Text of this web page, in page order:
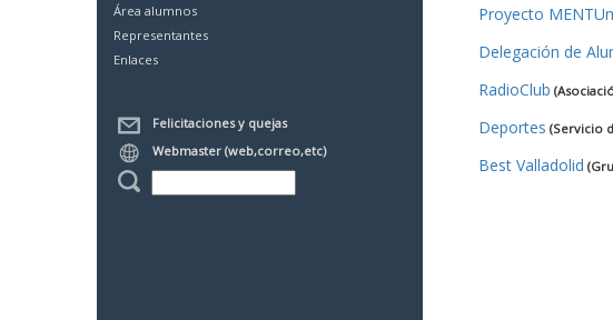
Área alumnos
Representantes
Enlaces
Felicitaciones y quejas
Webmaster (web,correo,etc)
Proyecto
Delegación de
RadioClub
Deportes (Servicio
Best Valladolid